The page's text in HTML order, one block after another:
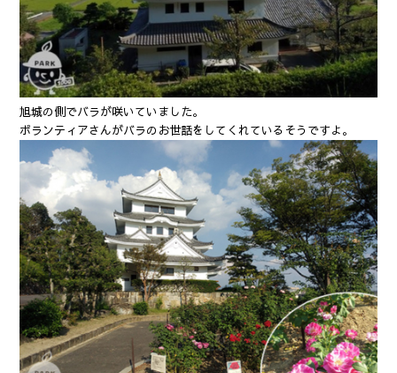
旭城の側でバラが咲いていました。
ボランティアさんがバラのお世話をしてくれているそうですよ。